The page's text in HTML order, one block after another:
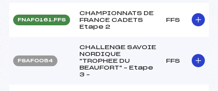
FNAF0161.FFS
CHAMPIONNATS DE
FRANCE CADETS
Etape 2
FFS
FSAF0054
CHALLENGE SAVOIE
NORDIQUE
"TROPHEE DU
BEAUFORT" – Etape
3 –
FFS